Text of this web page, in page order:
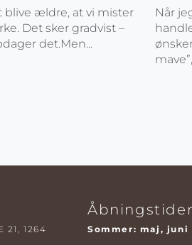
blive ældre, at vi mister
Det sker gradvist –
det.Men...
Når
21, 1264
Åbningstider
Sommer: maj, juni